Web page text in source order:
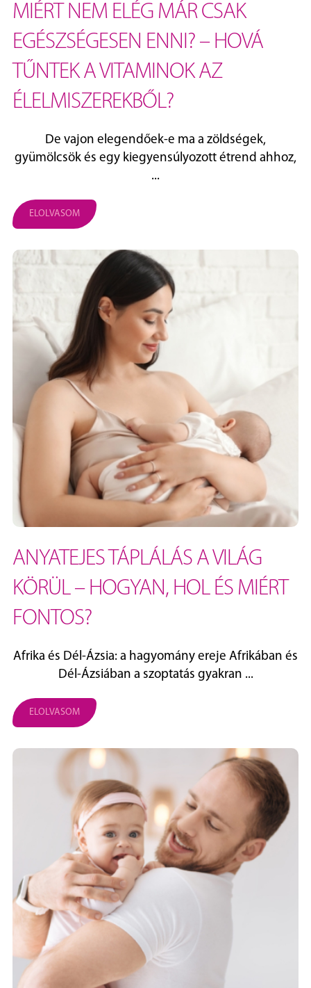
MIÉRT NEM ELÉG MÁR CSAK
EGÉSZSÉGESEN ENNI? – HOVÁ
TŰNTEK A VITAMINOK AZ
ÉLELMISZEREKBŐL?
De vajon elegendőek-e ma a zöldségek,
gyümölcsök és egy kiegyensúlyozott étrend ahhoz,
...
ELOLVASOM
ANYATEJES TÁPLÁLÁS A VILÁG
KÖRÜL – HOGYAN, HOL ÉS MIÉRT
FONTOS?
Afrika és Dél‑Ázsia: a hagyomány ereje Afrikában és
Dél‑Ázsiában a szoptatás gyakran ...
ELOLVASOM